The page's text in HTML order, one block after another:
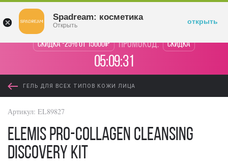
Скидка -25% от 15000₽ промокод: Скидка
05:09:30
ГЕЛЬ ДЛЯ ВСЕХ ТИПОВ КОЖИ ЛИЦА
Артикул: EL89827
Elemis Pro-Collagen Cleansing
Discovery Kit
Spadream: косметика
Открыть открыть